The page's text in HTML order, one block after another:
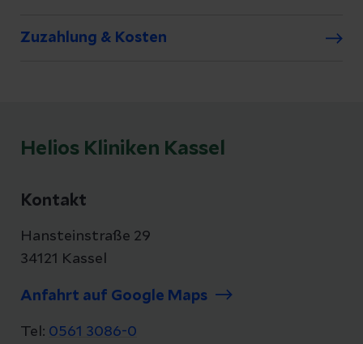
Zuzahlung & Kosten
Helios Kliniken Kassel
Kontakt
Hansteinstraße 29
34121 Kassel
Anfahrt auf Google Maps
Tel: 0561 3086-0